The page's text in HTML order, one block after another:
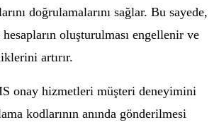
doğrulamalarını sağlar. Bu sayede,
hesapların oluşturulması engellenir ve
artırır.
onay hizmetleri müşteri deneyimini
kodlarının anında gönderilmesi